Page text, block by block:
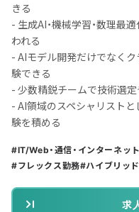
きる
- 生成AI・機械学習・数理最
われる
- AIモデル開発だけでなく
験できる
- 少数精鋭チームで技術選
- AI領域のスペシャリスト
験を積める
IT/Web・通信・インターネット
フレックス勤務 ハイブリッ
求